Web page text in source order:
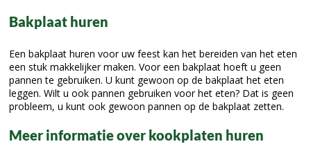
Bakplaat huren
Een bakplaat huren voor uw feest kan het bereiden van het eten
een stuk makkelijker maken. Voor een bakplaat hoeft u geen
pannen te gebruiken. U kunt gewoon op de bakplaat het eten
leggen. Wilt u ook pannen gebruiken voor het eten? Dat is geen
probleem, u kunt ook gewoon pannen op de bakplaat zetten.
Meer informatie over kookplaten huren